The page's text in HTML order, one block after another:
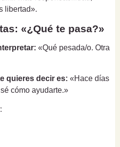
libertad».
«¿Qué te pasa?»
«Qué pesada/o. Otra
quieres decir es: «Hace días
cómo ayudarte.»